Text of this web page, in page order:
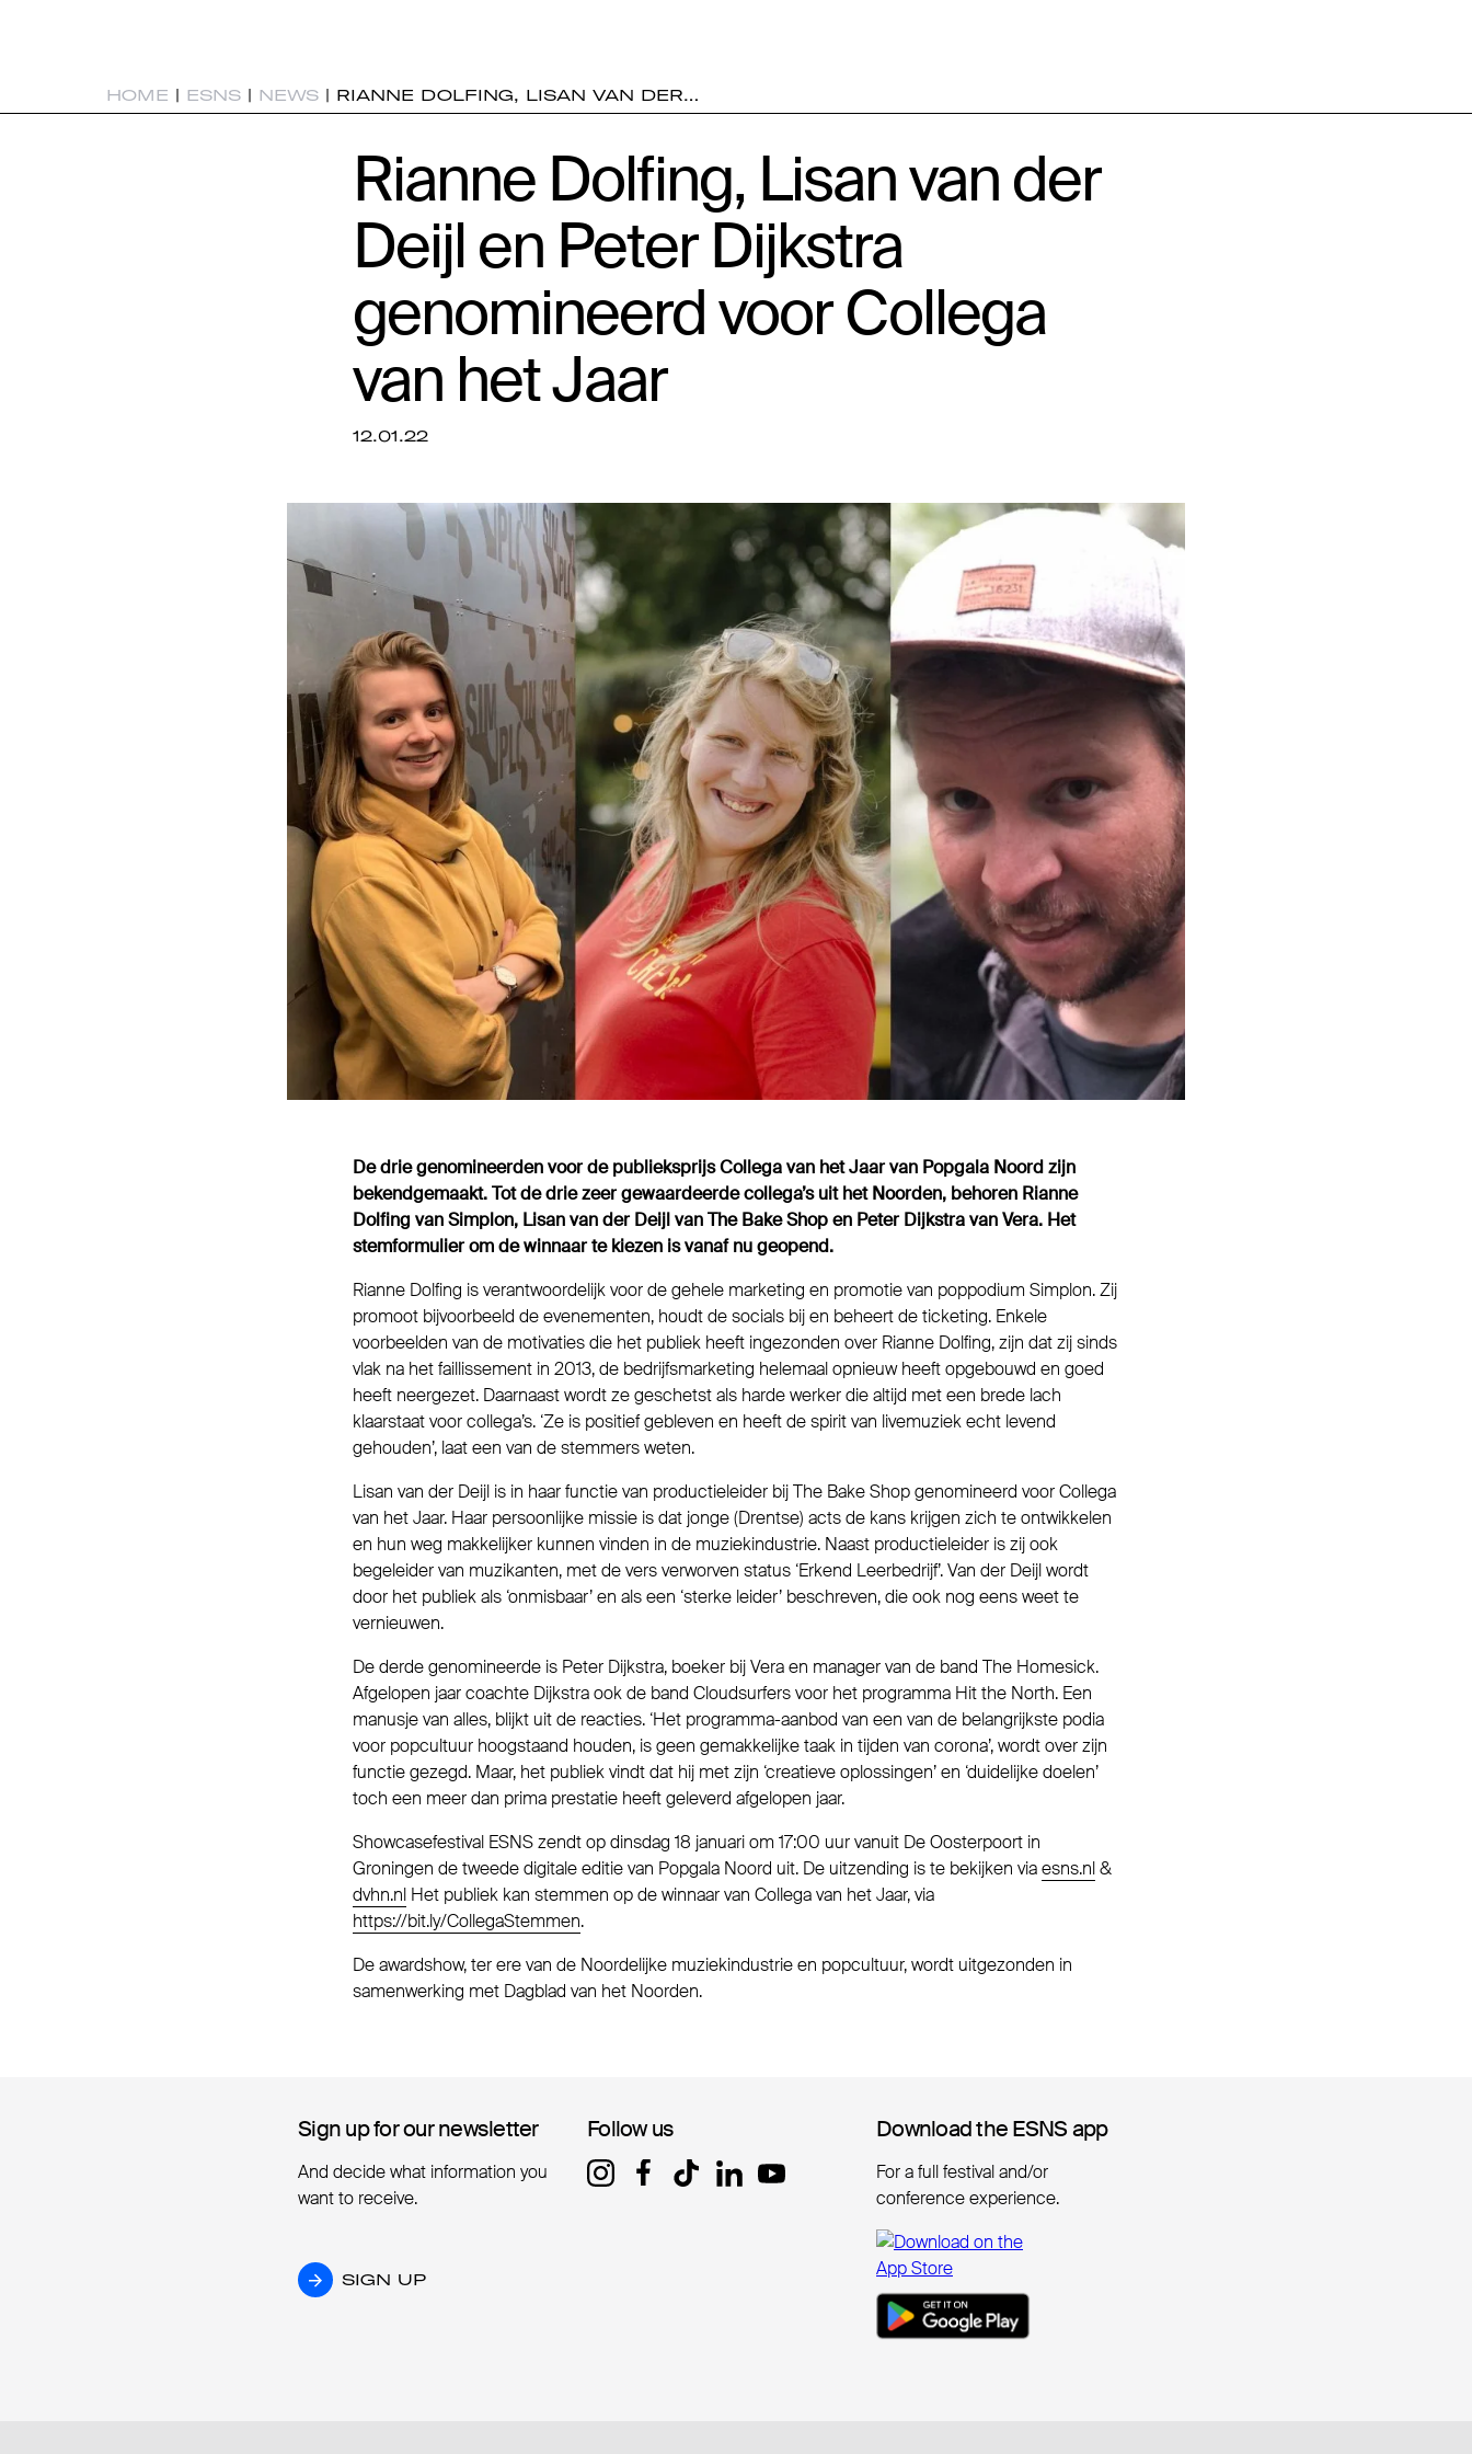
HOME | ESNS | NEWS | RIANNE DOLFING, LISAN VAN DER…
Rianne Dolfing, Lisan van der
Deijl en Peter Dijkstra
genomineerd voor Collega
van het Jaar
12.01.22
De drie genomineerden voor de publieksprijs Collega van het Jaar van Popgala Noord zijn
bekendgemaakt. Tot de drie zeer gewaardeerde collega’s uit het Noorden, behoren Rianne
Dolfing van Simplon, Lisan van der Deijl van The Bake Shop en Peter Dijkstra van Vera. Het
stemformulier om de winnaar te kiezen is vanaf nu geopend.
Rianne Dolfing is verantwoordelijk voor de gehele marketing en promotie van poppodium Simplon. Zij
promoot bijvoorbeeld de evenementen, houdt de socials bij en beheert de ticketing. Enkele
voorbeelden van de motivaties die het publiek heeft ingezonden over Rianne Dolfing, zijn dat zij sinds
vlak na het faillissement in 2013, de bedrijfsmarketing helemaal opnieuw heeft opgebouwd en goed
heeft neergezet. Daarnaast wordt ze geschetst als harde werker die altijd met een brede lach
klaarstaat voor collega’s. ‘Ze is positief gebleven en heeft de spirit van livemuziek echt levend
gehouden’, laat een van de stemmers weten.
Lisan van der Deijl is in haar functie van productieleider bij The Bake Shop genomineerd voor Collega
van het Jaar. Haar persoonlijke missie is dat jonge (Drentse) acts de kans krijgen zich te ontwikkelen
en hun weg makkelijker kunnen vinden in de muziekindustrie. Naast productieleider is zij ook
begeleider van muzikanten, met de vers verworven status ‘Erkend Leerbedrijf’. Van der Deijl wordt
door het publiek als ‘onmisbaar’ en als een ‘sterke leider’ beschreven, die ook nog eens weet te
vernieuwen.
De derde genomineerde is Peter Dijkstra, boeker bij Vera en manager van de band The Homesick.
Afgelopen jaar coachte Dijkstra ook de band Cloudsurfers voor het programma Hit the North. Een
manusje van alles, blijkt uit de reacties. ‘Het programma-aanbod van een van de belangrijkste podia
voor popcultuur hoogstaand houden, is geen gemakkelijke taak in tijden van corona’, wordt over zijn
functie gezegd. Maar, het publiek vindt dat hij met zijn ‘creatieve oplossingen’ en ‘duidelijke doelen’
toch een meer dan prima prestatie heeft geleverd afgelopen jaar.
Showcasefestival ESNS zendt op dinsdag 18 januari om 17:00 uur vanuit De Oosterpoort in
Groningen de tweede digitale editie van Popgala Noord uit. De uitzending is te bekijken viaesns.nl&
dvhn.nl Het publiek kan stemmen op de winnaar van Collega van het Jaar, via
https://bit.ly/CollegaStemmen.
De awardshow, ter ere van de Noordelijke muziekindustrie en popcultuur, wordt uitgezonden in
samenwerking met Dagblad van het Noorden.
Sign up for our newsletter
Sign up for our newsletter
And decide what information you
want to receive.
SIGN UP
SIGN UP
Follow us
Follow us Download the ESNS app
Download the ESNS app
For a full festival and/or
conference experience.